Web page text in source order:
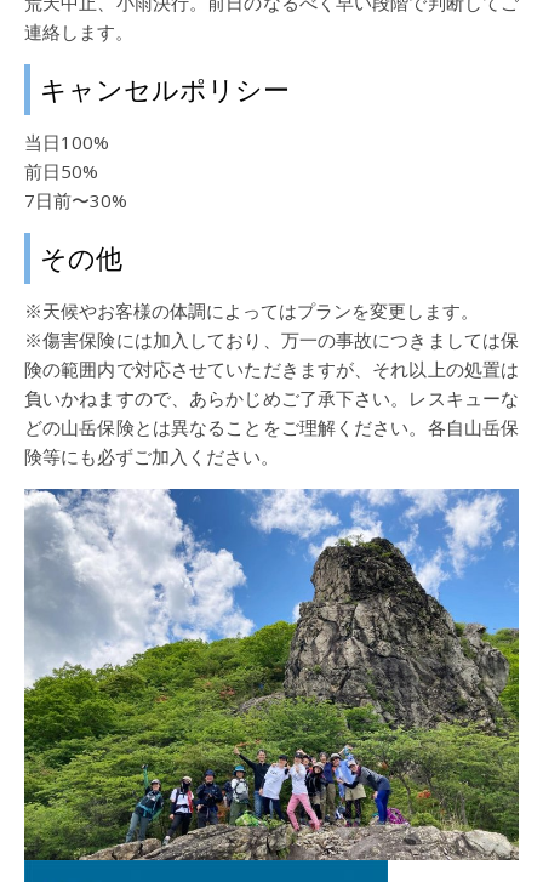
連絡します。
キャンセルポリシー
当日100%
前日50%
7日前〜30%
その他
※天候やお客様の体調によってはプランを変更します。
※傷害保険には加入しており、万一の事故につきましては保
険の範囲内で対応させていただきますが、それ以上の処置は
負いかねますので、あらかじめご了承下さい。レスキューな
どの山岳保険とは異なることをご理解ください。各自山岳保
険等にも必ずご加入ください。